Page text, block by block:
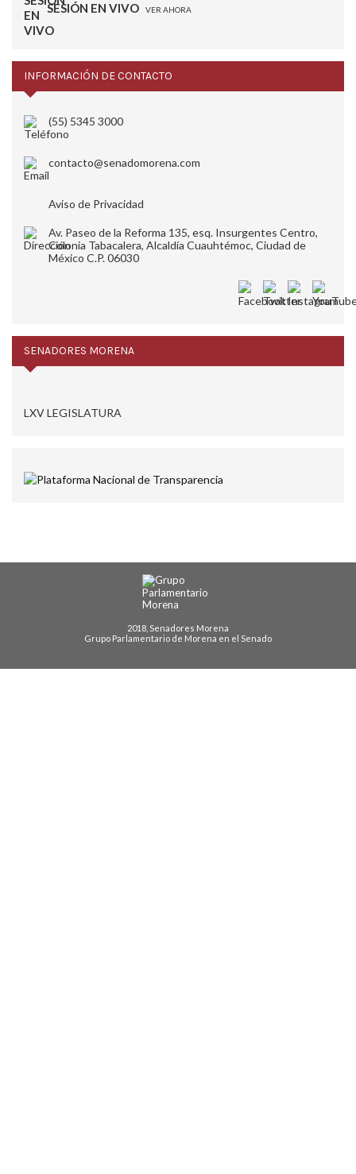
SESIÓN EN VIVO VER AHORA
INFORMACIÓN DE CONTACTO
(55) 5345 3000
contacto@senadomorena.com
Aviso de Privacidad
Av. Paseo de la Reforma 135, esq. Insurgentes Centro,
Colonia Tabacalera, Alcaldía Cuauhtémoc, Ciudad de
México C.P. 06030
SENADORES MORENA
LXV LEGISLATURA
2018, Senadores Morena
Grupo Parlamentario de Morena en el Senado